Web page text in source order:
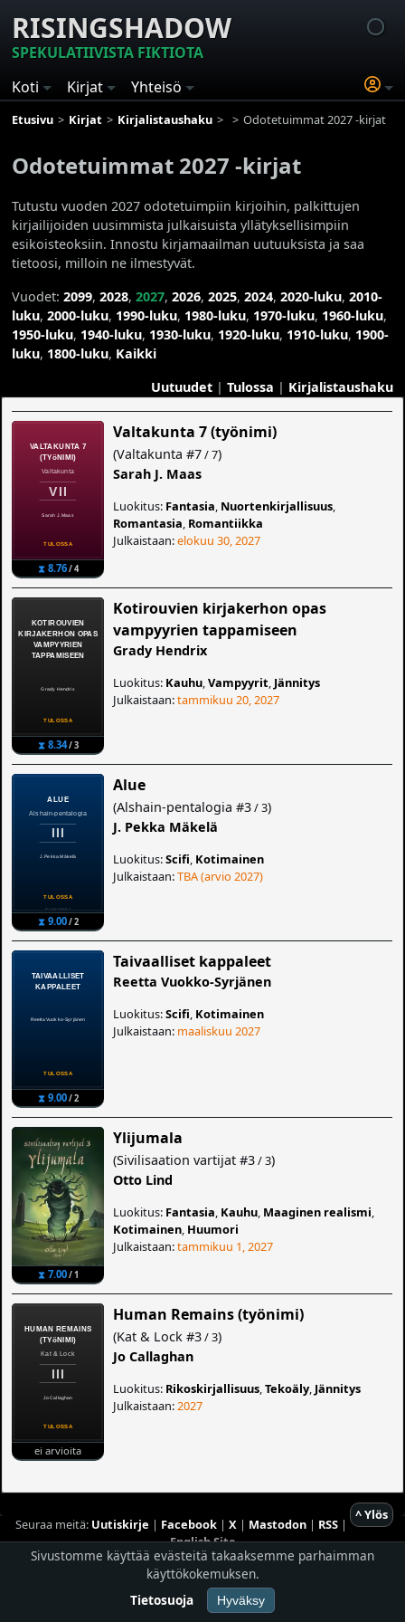
RISINGSHADOW
SPEKULATIIVISTA FIKTIOTA
Koti
Kirjat Yhteisö
Etusivu Kirjat Kirjalistaushaku Odotetuimmat 2027 -kirjat
Odotetuimmat 2027 -kirjat
Tutustu vuoden 2027 odotetuimpiin kirjoihin, palkittujen
kirjailijoiden uusimmista julkaisuista yllätyksellisimpiin
esikoisteoksiin. Innostu kirjamaailman uutuuksista ja saa
tietoosi, milloin ne ilmestyvät.
Vuodet:2099,2028,2027,2026,2025,2024,2020-luku,2010-
luku,2000-luku, 1990-luku, 1980-luku, 1970-luku, 1960-luku,
1950-luku, 1940-luku, 1930-luku, 1920-luku, 1910-luku, 1900-
luku, 1800-luku, Kaikki
Uutuudet| Tulossa | Kirjalistaushaku
⧗ 8.76/ 4
Valtakunta 7 (työnimi)
(Valtakunta #7/ 7)
Sarah J. Maas
Luokitus: Fantasia Nuortenkirjallisuus
Romantasia Romantiikka
Julkaistaan:elokuu 30, 2027
⧗ 8.34/ 3
Kotirouvien kirjakerhon opas
vampyyrien tappamiseen
Grady Hendrix
Luokitus: Kauhu ,Vampyyrit Jännitys
Julkaistaan:tammikuu 20, 2027
⧗ 9.00/ 2
Alue
(Alshain-pentalogia #3/ 3)
J. Pekka Mäkelä
Luokitus:Scifi Kotimainen
Julkaistaan:TBA (arvio 2027)
⧗ 9.00/ 2
Taivaalliset kappaleet
Reetta Vuokko-Syrjänen
Luokitus:Scifi Kotimainen
Julkaistaan: maaliskuu 2027
⧗ 7.00/ 1
Ylijumala
(Sivilisaation vartijat #3/ 3)
Otto Lind
Luokitus: Fantasia Kauhu Maaginen realismi
Kotimainen Huumori
Julkaistaan:tammikuu 1, 2027
ei arvioita
Human Remains (työnimi)
(Kat & Lock #3/ 3)
Jo Callaghan
Luokitus: Rikoskirjallisuus ,Tekoäly, Jännitys
Julkaistaan: 2027
^ Ylös
Seuraa meitä: Uutiskirje | Facebook| X | Mastodon| RSS|
English Site
Hostingpalvelun tarjoaaPlaneetta Internet Oy
© 1996 - 2026 Risingshadow. Kaikki oikeudet pidätetään.
Sivustomme käyttää evästeitä takaaksemme parhaimman
käyttökokemuksen.
Tietosuoja
Hyväksy